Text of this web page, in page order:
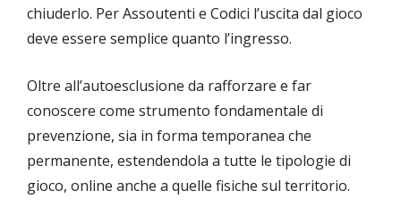
chiuderlo. Per Assoutenti e Codici l’uscita dal gioco
deve essere semplice quanto l’ingresso.
Oltre all’autoesclusione da rafforzare e far
conoscere come strumento fondamentale di
prevenzione, sia in forma temporanea che
permanente, estendendola a tutte le tipologie di
gioco, online anche a quelle fisiche sul territorio.